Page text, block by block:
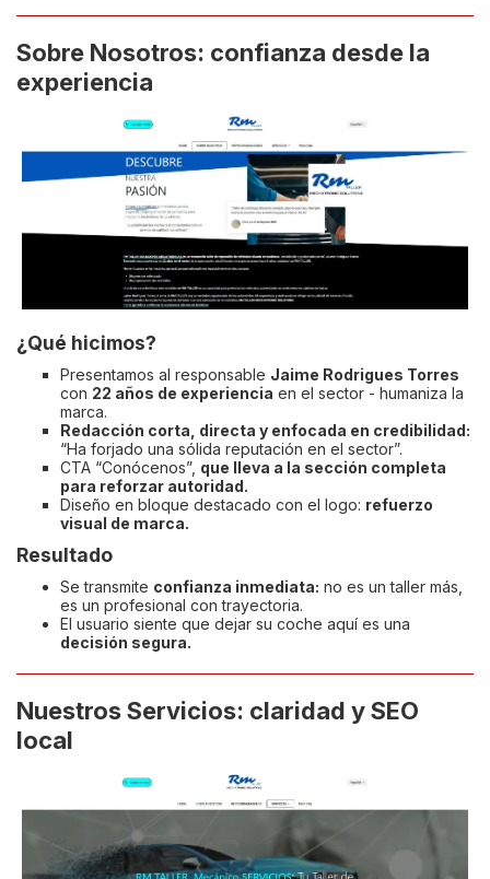
Sobre Nosotros: confianza desde la
experiencia
¿Qué hicimos?
Presentamos al responsable Jaime Rodrigues Torres
con 22 años de experiencia en el sector - humaniza la
marca.
Redacción corta, directa y enfocada en credibilidad:
“Ha forjado una sólida reputación en el sector”.
CTA “Conócenos”, que lleva a la sección completa
para reforzar autoridad.
Diseño en bloque destacado con el logo: refuerzo
visual de marca.
Resultado
Se transmite confianza inmediata: no es un taller más,
es un profesional con trayectoria.
El usuario siente que dejar su coche aquí es una
decisión segura.
Nuestros Servicios: claridad y SEO
local